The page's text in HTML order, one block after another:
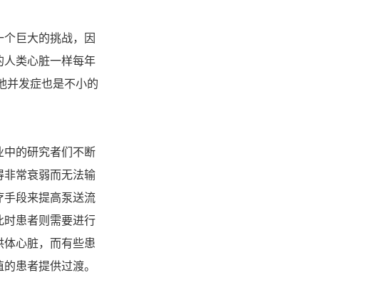
巨大的挑战，因
人类心脏一样每年
并发症也是不小的
中的研究者们不断
非常衰弱而无法输
手段来提高泵送流
时患者则需要进行
心脏，而有些患
患者提供过渡。